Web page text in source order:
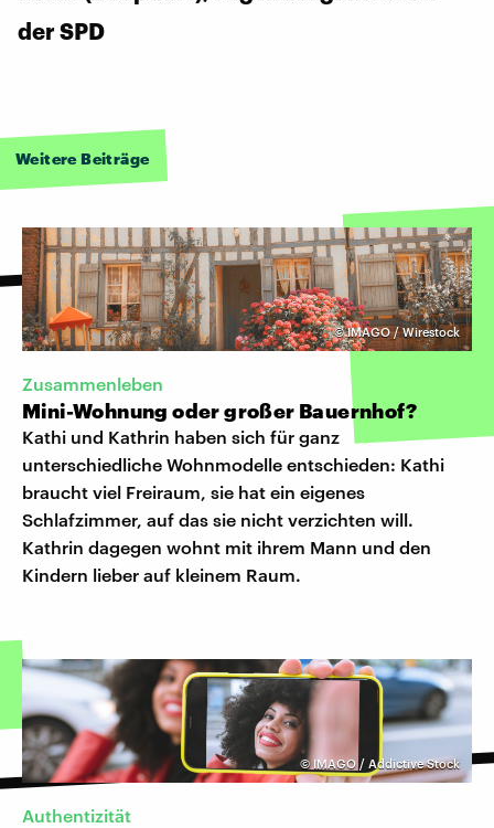
der SPD
Weitere Beiträge
©IMAGO / Wirestock
Zusammenleben
Mini-Wohnung oder großer Bauernhof?
Kathi und Kathrin haben sich für ganz
unterschiedliche Wohnmodelle entschieden: Kathi
braucht viel Freiraum, sie hat ein eigenes
Schlafzimmer, auf das sie nicht verzichten will.
Kathrin dagegen wohnt mit ihrem Mann und den
Kindern lieber auf kleinem Raum.
© IMAGO / Addictive Stock
Authentizität